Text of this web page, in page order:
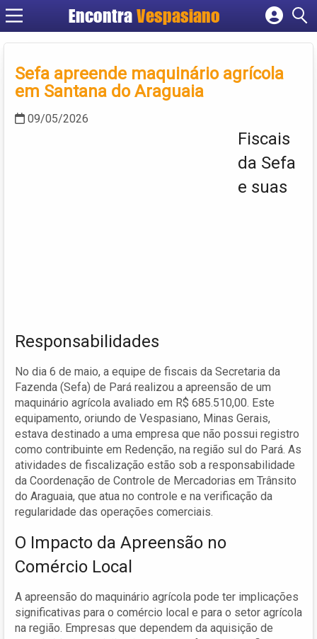
Encontra Vespasiano
Cadastrar empresa
Criar conta
Sefa apreende maquinário agrícola
em Santana do Araguaia
09/05/2026
Fiscais
da Sefa
e suas
Responsabilidades
No dia 6 de maio, a equipe de fiscais da Secretaria da
Fazenda (Sefa) de Pará realizou a apreensão de um
maquinário agrícola avaliado em R$ 685.510,00. Este
equipamento, oriundo de Vespasiano, Minas Gerais,
estava destinado a uma empresa que não possui registro
como contribuinte em Redenção, na região sul do Pará. As
atividades de fiscalização estão sob a responsabilidade
da Coordenação de Controle de Mercadorias em Trânsito
do Araguaia, que atua no controle e na verificação da
regularidade das operações comerciais.
O Impacto da Apreensão no
Comércio Local
A apreensão do maquinário agrícola pode ter implicações
significativas para o comércio local e para o setor agrícola
na região. Empresas que dependem da aquisição de